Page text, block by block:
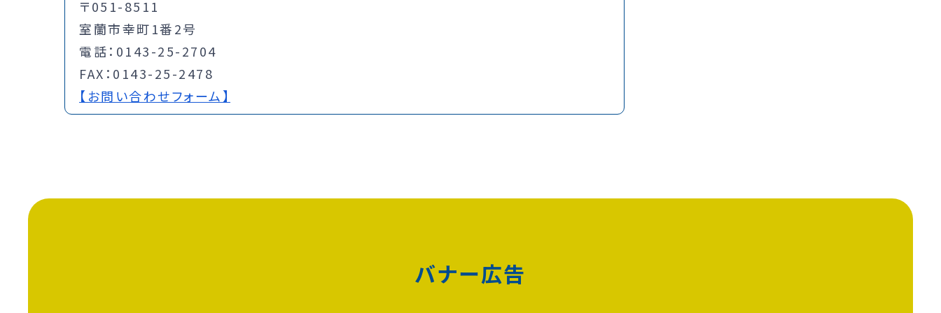
〒051-8511
室蘭市幸町1番2号
電話：0143-25-2704
FAX：0143-25-2478
【お問い合わせフォーム】
バナー広告